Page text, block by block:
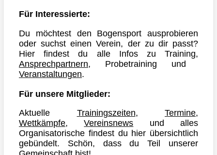
Für Interessierte:
Du möchtest den Bogensport ausprobieren
oder suchst einen Verein, der zu dir passt?
Hier findest du alle Infos zu Training,
Ansprechpartnern, Probetraining und
Veranstaltungen.
Für unsere Mitglieder:
Aktuelle
Trainingszeiten, Termine,
Wettkämpfe,Vereinsnews
und alles
Organisatorische findest du hier übersichtlich
gebündelt. Schön, dass du Teil unserer